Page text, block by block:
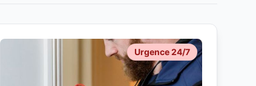
Urgence 24/7